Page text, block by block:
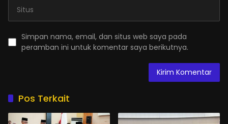
Simpan nama, email, dan situs web saya pada
peramban ini untuk komentar saya berikutnya.
Pos Terkait